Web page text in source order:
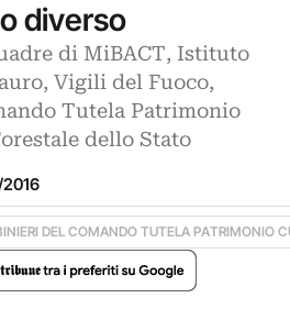
diverso
di MiBACT, Istituto
Vigili del Fuoco,
Tutela Patrimonio
dello Stato
DEL COMANDO TUTELA PATRIMONIO